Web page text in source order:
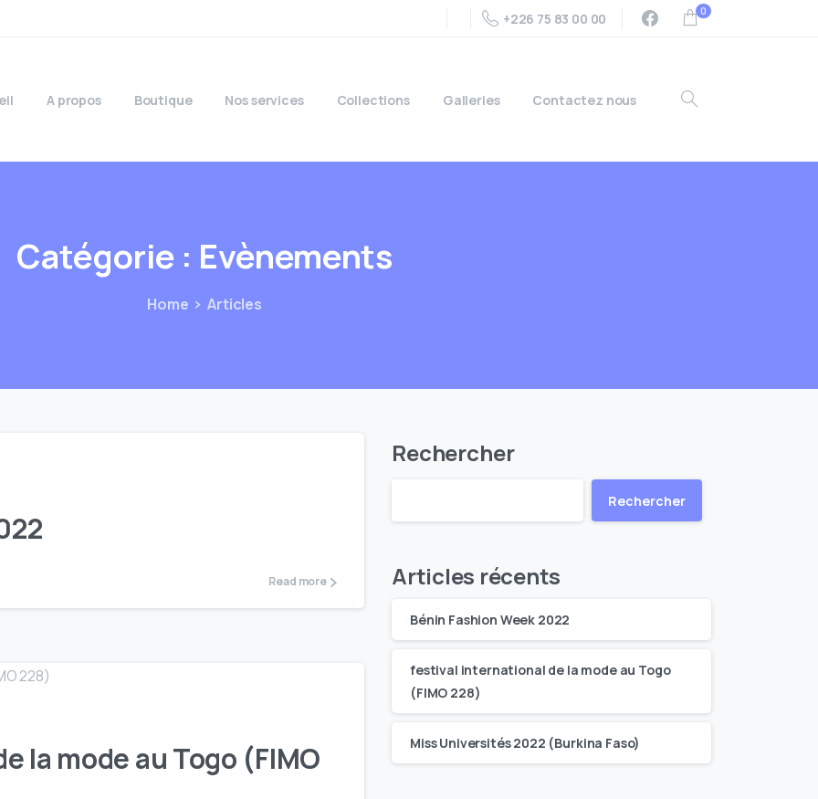
+226 75 83 00 00 0
A propos Boutique Nos services Collections Galleries Contactez nous
Catégorie : Evènements
Home Articles
Read more
la mode au Togo (FIMO
Rechercher
Rechercher
Articles récents
Bénin Fashion Week 2022
festival international de la mode au Togo
(FIMO 228)
Miss Universités 2022 (Burkina Faso)